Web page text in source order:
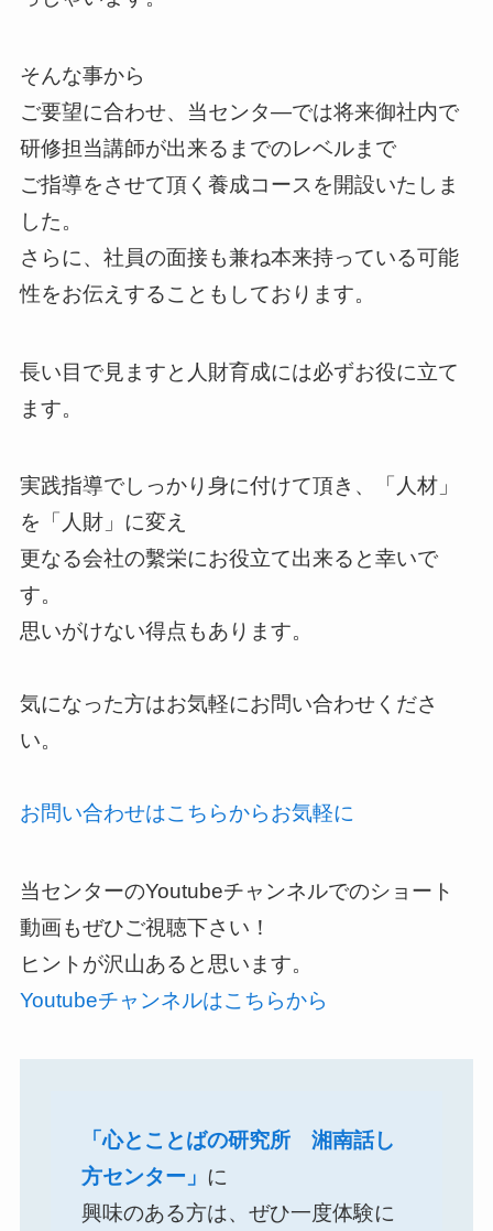
そんな事から
ご要望に合わせ、当センタ―では将来御社内で
研修担当講師が出来るまでのレベルまで
ご指導をさせて頂く養成コースを開設いたしま
した。
さらに、社員の面接も兼ね本来持っている可能
性をお伝えすることもしております。
長い目で見ますと人財育成には必ずお役に立て
ます。
実践指導でしっかり身に付けて頂き、「人材」
を「人財」に変え
更なる会社の繫栄にお役立て出来ると幸いで
す。
思いがけない得点もあります。
気になった方はお気軽にお問い合わせくださ
い。
お問い合わせはこちらからお気軽に
当センターのYoutubeチャンネルでのショート
動画もぜひご視聴下さい！
ヒントが沢山あると思います。
Youtubeチャンネルはこちらから
「心とことばの研究所 湘南話し
方センター」 に
興味のある方は、ぜひ一度体験に